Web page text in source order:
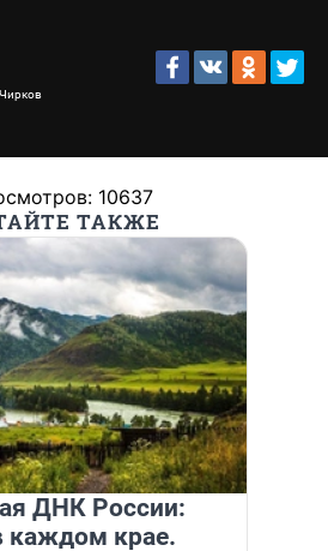
10637
ТАКЖЕ
ДНК России:
каждом крае.